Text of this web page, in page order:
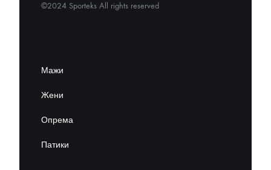
©2024 Sporteks All rights reserved
Мажи
Жени
Опрема
Патики